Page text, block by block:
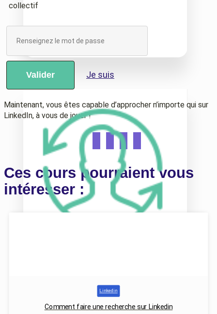
Je suis
collectif
Maintenant, vous êtes capable d’approcher n’importe qui sur
LinkedIn, à vous de jouer !
Ces cours pourraient vous
intéresser :
Linkedin
Comment faire une recherche sur Linkedin